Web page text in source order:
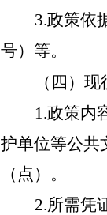
3.政策依
号）等。
（四）
1.政策内
护单位等公共
（点）。
2.所需凭